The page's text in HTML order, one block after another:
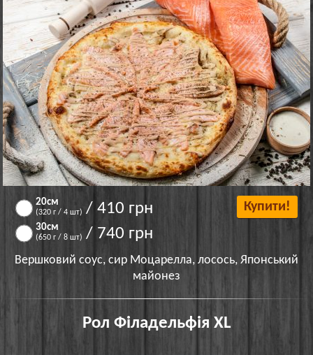
20см
(320 г / 4 шт) / 410 грн
30см
(650 г / 8 шт) / 740 грн
Купити!
Вершковий соус, сир Моцарелла, лосось, Японський
майонез
Рол Філадельфія XL